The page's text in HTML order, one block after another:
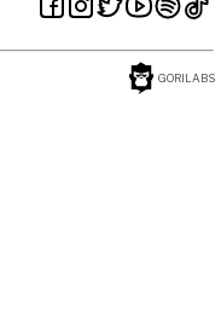
GORILABS